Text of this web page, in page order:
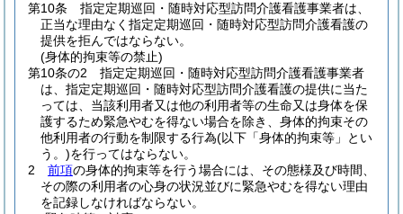
第10条
指定定期巡回・随時対応型訪問介護看護事業者は、
正当な理由なく指定定期巡回・随時対応型訪問介護看護の
提供を拒んではならない。
(身体的拘束等の禁止)
第10条の2
指定定期巡回・随時対応型訪問介護看護事業者
は、指定定期巡回・随時対応型訪問介護看護の提供に当た
っては、当該利用者又は他の利用者等の生命又は身体を保
護するため緊急やむを得ない場合を除き、身体的拘束その
他利用者の行動を制限する行為(以下「身体的拘束等」とい
う。)を行ってはならない。
2
前項の身体的拘束等を行う場合には、その態様及び時間、
その際の利用者の心身の状況並びに緊急やむを得ない理由
を記録しなければならない。